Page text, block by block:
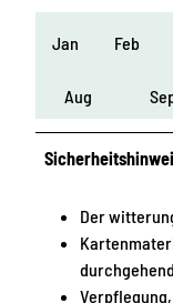
Jan Feb
Aug
Der